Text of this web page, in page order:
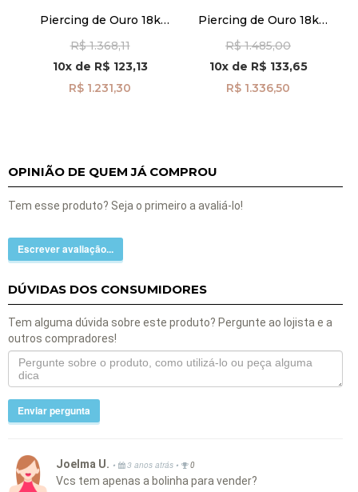
Piercing de Ouro 18k
Zircônias ac07788
R$ 1.368,11
10xde R$ 123,13
R$ 1.231,30
Piercing de Ouro 18k
Zircônias ac07925
R$ 1.485,00
10xde R$ 133,65
R$ 1.336,50
OPINIÃO DE QUEM JÁ COMPROU
Tem esse produto? Seja o primeiro a avaliá-lo!
Escrever avaliação...
DÚVIDAS DOS CONSUMIDORES
Tem alguma dúvida sobre este produto? Pergunte ao lojista e a
outros compradores!
Enviar pergunta
Joelma U. • 3 anos atrás • 0
Vcs tem apenas a bolinha para vender?